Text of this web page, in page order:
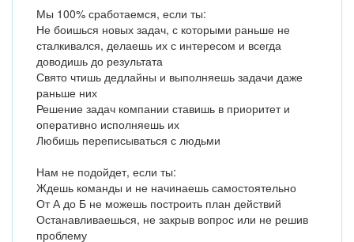
Мы 100% сработаемся, если ты:
Не боишься новых задач, с которыми раньше не
сталкивался, делаешь их с интересом и всегда
доводишь до результата
Свято чтишь дедлайны и выполняешь задачи даже
раньше них
Решение задач компании ставишь в приоритет и
оперативно исполняешь их
Любишь переписываться с людьми
Нам не подойдет, если ты:
Ждешь команды и не начинаешь самостоятельно
От А до Б не можешь построить план действий
Останавливаешься, не закрыв вопрос или не решив
проблему